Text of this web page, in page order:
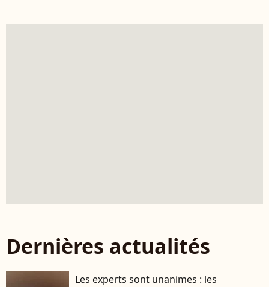
Dernières actualités
Les experts sont unanimes : les